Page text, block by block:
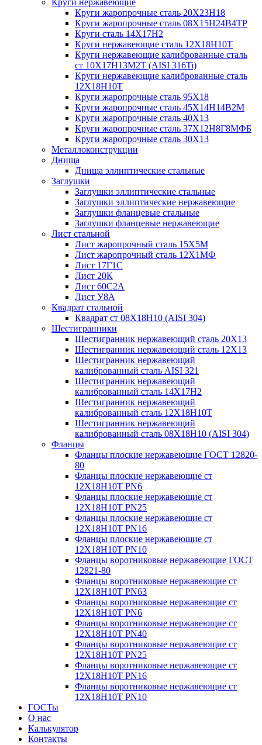
Круги нержавеющие
Круги жаропрочные сталь 20Х23Н18
Круги жаропрочные сталь 08Х15Н24В4ТР
Круги сталь 14Х17Н2
Круги нержавеющие сталь 12Х18Н10Т
Круги нержавеющие калиброванные сталь
ст 10Х17Н13М2Т (AISI 316Ti)
Круги нержавеющие калиброванные сталь
12Х18Н10Т
Круги жаропрочные сталь 95Х18
Круги жаропрочные сталь 45Х14Н14В2М
Круги жаропрочные сталь 40Х13
Круги жаропрочные сталь 37Х12Н8Г8МФБ
Круги жаропрочные сталь 30Х13
Металлоконструкции
Днища
Днища эллиптические стальные
Заглушки
Заглушки эллиптические стальные
Заглушки эллиптические нержавеющие
Заглушки фланцевые стальные
Заглушки фланцевые нержавеющие
Лист стальной
Лист жаропрочный сталь 15Х5М
Лист жаропрочный сталь 12Х1МФ
Лист 17Г1С
Лист 20К
Лист 60С2А
Лист У8А
Квадрат стальной
Квадрат ст 08Х18Н10 (AISI 304)
Шестигранники
Шестигранник нержавеющий сталь 20Х13
Шестигранник нержавеющий сталь 12Х13
Шестигранник нержавеющий
калиброванный сталь AISI 321
Шестигранник нержавеющий
калиброванный сталь 14Х17Н2
Шестигранник нержавеющий
калиброванный сталь 12Х18Н10Т
Шестигранник нержавеющий
калиброванный сталь 08Х18Н10 (AISI 304)
Фланцы
Фланцы плоские нержавеющие ГОСТ 12820-
80
Фланцы плоские нержавеющие ст
12Х18Н10Т PN6
Фланцы плоские нержавеющие ст
12Х18Н10Т PN25
Фланцы плоские нержавеющие ст
12Х18Н10Т PN16
Фланцы плоские нержавеющие ст
12Х18Н10Т PN10
Фланцы воротниковые нержавеющие ГОСТ
12821-80
Фланцы воротниковые нержавеющие ст
12Х18Н10Т PN63
Фланцы воротниковые нержавеющие ст
12Х18Н10Т PN6
Фланцы воротниковые нержавеющие ст
12Х18Н10Т PN40
Фланцы воротниковые нержавеющие ст
12Х18Н10Т PN25
Фланцы воротниковые нержавеющие ст
12Х18Н10Т PN16
Фланцы воротниковые нержавеющие ст
12Х18Н10Т PN10
ГОСТы
О нас
Калькулятор
Контакты